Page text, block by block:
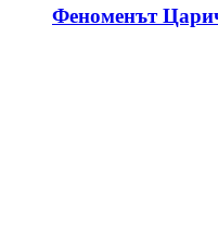
Феноменът